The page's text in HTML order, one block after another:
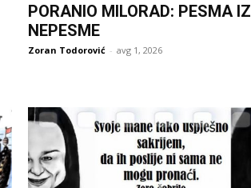
PORANIO MILORAD: PESMA IZ
NEPESME
Zoran Todorović - avg 1, 2026